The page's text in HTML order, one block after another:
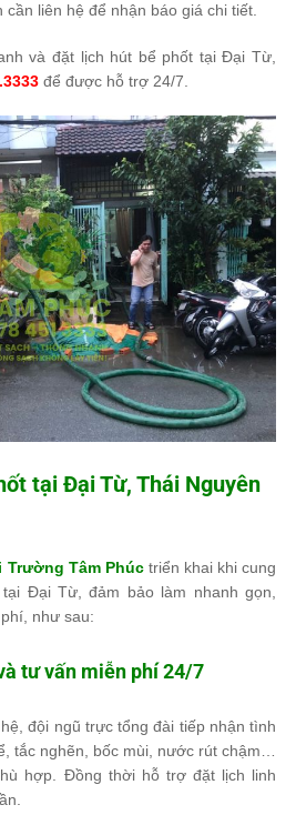
liên hệ để nhận báo giá chi tiết.
và đặt lịch hút bể phốt tại Đại Từ,
để được hỗ trợ 24/7.
tại Đại Từ, Thái Nguyên
Trường Tâm Phúctriển khai khi cung
Đại Từ, đảm bảo làm nhanh gọn,
như sau:
tư vấn miễn phí 24/7
đội ngũ trực tổng đài tiếp nhận tình
tắc nghẽn, bốc mùi, nước rút chậm…
hợp. Đồng thời hỗ trợ đặt lịch linh